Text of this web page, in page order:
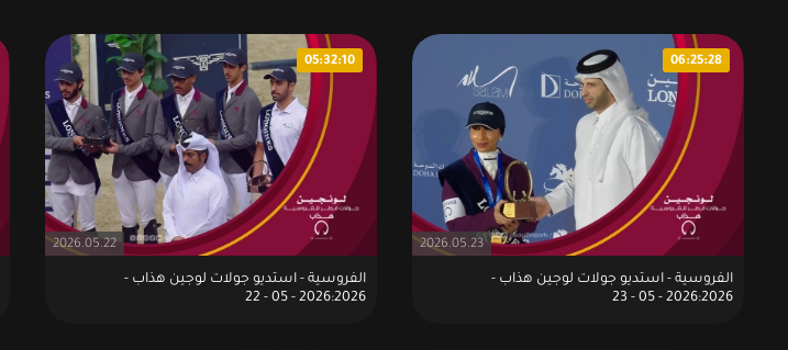
الفروسية - استديو جولات لوجين هذاب -
2026:2026 - 05 - 23
06:25:28
2026.05.23
الفروسية - استديو جولات لوجين هذاب -
2026:2026 - 05 - 22
05:32:10
2026.05.22